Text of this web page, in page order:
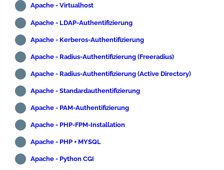
Apache - Virtualhost
Apache - LDAP-Authentifizierung
Apache - Kerberos-Authentifizierung
Apache - Radius-Authentifizierung (Freeradius)
Apache - Radius-Authentifizierung (Active Directory)
Apache - Standardauthentifizierung
Apache - PAM-Authentifizierung
Apache - PHP-FPM-Installation
Apache - PHP + MYSQL
Apache - Python CGI